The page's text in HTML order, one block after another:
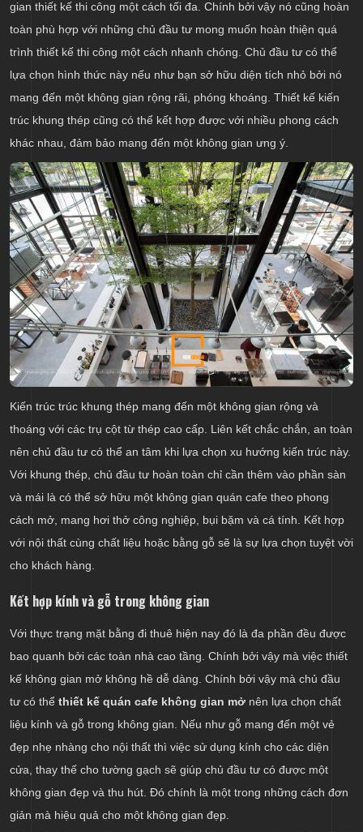
gian thiết kế thi công một cách tối đa. Chính bởi vậy nó cũng hoàn
toàn phù hợp với những chủ đầu tư mong muốn hoàn thiện quá
trình thiết kế thi công một cách nhanh chóng. Chủ đầu tư có thể
lựa chọn hình thức này nếu như bạn sở hữu diện tích nhỏ bởi nó
mang đến một không gian rộng rãi, phóng khoáng. Thiết kế kiến
trúc khung thép cũng có thể kết hợp được với nhiều phong cách
khác nhau, đảm bảo mang đến một không gian ưng ý.
Kiến trúc trúc khung thép mang đến một không gian rộng và
thoáng với các trụ cột từ thép cao cấp. Liên kết chắc chắn, an toàn
nên chủ đầu tư có thể an tâm khi lựa chọn xu hướng kiến trúc này.
Với khung thép, chủ đầu tư hoàn toàn chỉ cần thêm vào phần sàn
và mái là có thể sở hữu một không gian quán cafe theo phong
cách mở, mang hơi thở công nghiệp, bụi bặm và cá tính. Kết hợp
với nội thất cùng chất liệu hoặc bằng gỗ sẽ là sự lựa chọn tuyệt vời
cho khách hàng.
Kết hợp kính và gỗ trong không gian
Với thực trạng mặt bằng đi thuê hiện nay đó là đa phần đều được
bao quanh bởi các toàn nhà cao tầng. Chính bởi vậy mà việc thiết
kế không gian mở không hề dễ dàng. Chính bởi vậy mà chủ đầu
tư có thể thiết kế quán cafe không gian mở nên lựa chọn chất
liệu kính và gỗ trong không gian. Nếu như gỗ mang đến một vẻ
đẹp nhẹ nhàng cho nội thất thì việc sử dụng kính cho các diện
cửa, thay thế cho tường gạch sẽ giúp chủ đầu tư có được một
không gian đẹp và thu hút. Đó chính là một trong những cách đơn
giản mà hiệu quả cho một không gian đẹp.